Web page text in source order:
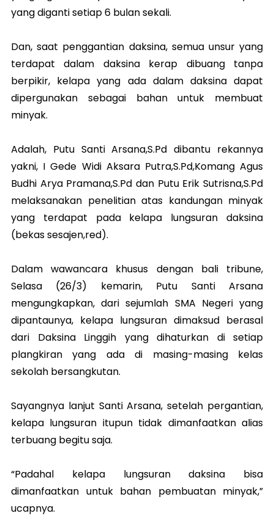
yang diganti setiap 6 bulan sekali.
Dan, saat penggantian daksina, semua unsur yang
terdapat dalam daksina kerap dibuang tanpa
berpikir, kelapa yang ada dalam daksina dapat
dipergunakan sebagai bahan untuk membuat
minyak.
Adalah, Putu Santi Arsana,S.Pd dibantu rekannya
yakni, I Gede Widi Aksara Putra,S.Pd,Komang Agus
Budhi Arya Pramana,S.Pd dan Putu Erik Sutrisna,S.Pd
melaksanakan penelitian atas kandungan minyak
yang terdapat pada kelapa lungsuran daksina
(bekas sesajen,red).
Dalam wawancara khusus dengan bali tribune,
Selasa (26/3) kemarin, Putu Santi Arsana
mengungkapkan, dari sejumlah SMA Negeri yang
dipantaunya, kelapa lungsuran dimaksud berasal
dari Daksina Linggih yang dihaturkan di setiap
plangkiran yang ada di masing-masing kelas
sekolah bersangkutan.
Sayangnya lanjut Santi Arsana, setelah pergantian,
kelapa lungsuran itupun tidak dimanfaatkan alias
terbuang begitu saja.
“Padahal kelapa lungsuran daksina bisa
dimanfaatkan untuk bahan pembuatan minyak,”
ucapnya.